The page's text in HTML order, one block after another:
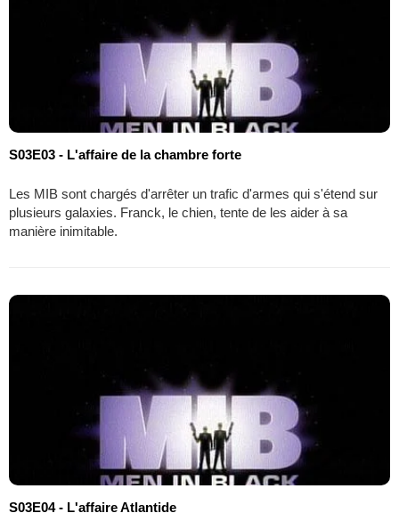
S03E03 - L'affaire de la chambre forte
Les MIB sont chargés d'arrêter un trafic d'armes qui s'étend sur
plusieurs galaxies. Franck, le chien, tente de les aider à sa
manière inimitable.
S03E04 - L'affaire Atlantide